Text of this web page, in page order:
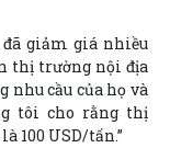
giảm giá nhiều
thị trường nội địa
nhu cầu của họ và
tôi cho rằng thị
100 USD/tấn.”